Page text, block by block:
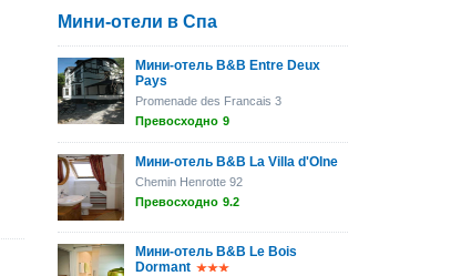
Мини-отели в Спа
Мини-отель B&B Entre Deux
Pays
Promenade des Francais 3
Превосходно 9
Мини-отель B&B La Villa d'Olne
Chemin Henrotte 92
Превосходно 9.2
Мини-отель B&B Le Bois
Dormant